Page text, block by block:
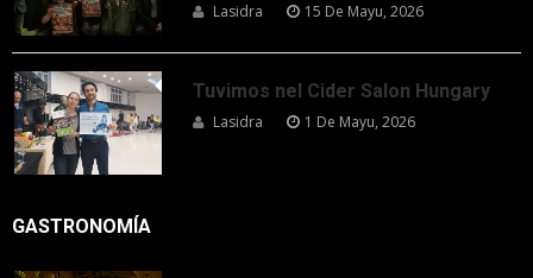
Lasidra 15 De Mayu, 2026
Tuvimos nel Cider Salon Hungary
Lasidra 1 De Mayu, 2026
GASTRONOMÍA